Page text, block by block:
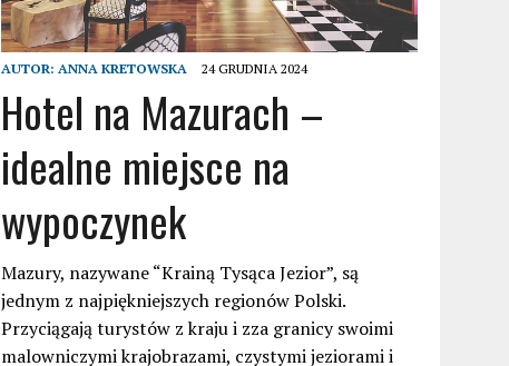
AUTOR: ANNA KRETOWSKA 24 GRUDNIA 2024
Hotel na Mazurach –
idealne miejsce na
wypoczynek
Mazury, nazywane “Krainą Tysąca Jezior”, są
jednym z najpiękniejszych regionów Polski.
Przyciągają turystów z kraju i zza granicy swoimi
malowniczymi krajobrazami, czystymi jeziorami i